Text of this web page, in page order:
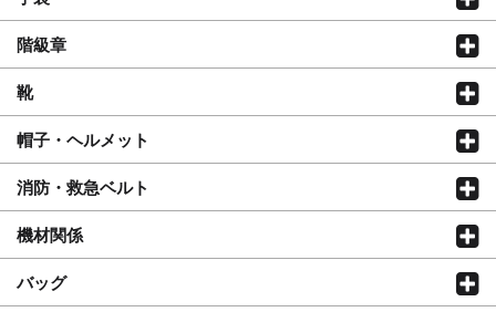
階級章
靴
帽子・ヘルメット
消防・救急ベルト
機材関係
バッグ